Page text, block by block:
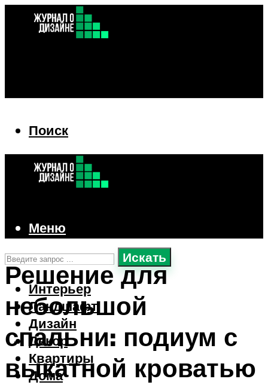
Поиск
Искать
Интерьер
Ландшафт
Дизайн
Декор
Квартиры
Дома
Меню
Решение для
небольшой
спальни: подиум с
выкатной кроватью